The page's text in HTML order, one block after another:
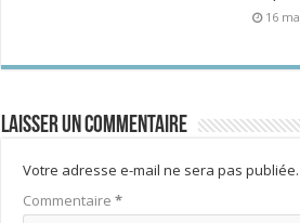
16
Laisser un commentaire
Votre adresse e-mail ne sera pas publiée.
Commentaire *